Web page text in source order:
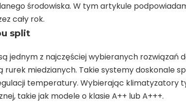
środowiska. W tym artykule
cały rok.
split
jednym z najczęściej wybieranych rozwiązań
rurek miedzianych. Takie systemy doskonale
temperatury. Wybierając klimatyzatory
takie jak modele o klasie A++ lub A+++.